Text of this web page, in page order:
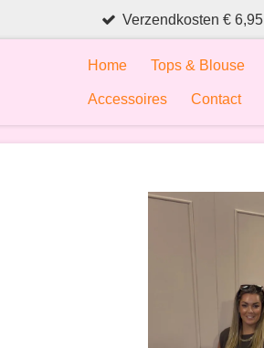
Verzendkosten € 6,95
Home Tops & Blouse
Accessoires Contact